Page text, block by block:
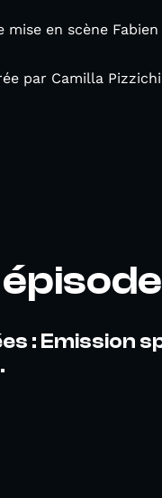
mise en scène
par Camilla
: Emission